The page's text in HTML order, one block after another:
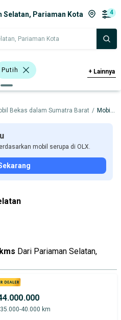
Selatan, Pariaman Kota 4
Pariaman Kota
Putih + Lainnya
Bekas dalam Sumatra Barat / Mobil Bekas dalam Pariaman Kota
mobil serupa di OLX.
Dari Pariaman Selatan,
40.000 km